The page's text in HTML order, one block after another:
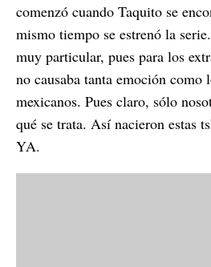
comenzó cuando Taquito se
mismo tiempo se estrenó la
muy particular, pues para los
no causaba tanta emoción como
mexicanos. Pues claro, sólo
qué se trata. Así nacieron estas
YA.